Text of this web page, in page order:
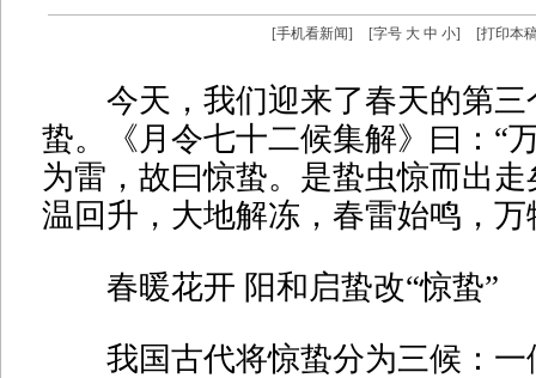
[手机看新闻] [字号 大 中 小] [打印本
今天，我们迎来了春天的第
蛰。《月令七十二候集解》曰：“
为雷，故曰惊蛰。是蛰虫惊而出走
温回升，大地解冻，春雷始鸣，
春暖花开 阳和启蛰改“惊蛰”
我国古代将惊蛰分为三候：一